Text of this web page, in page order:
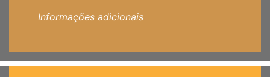
Informações adicionais